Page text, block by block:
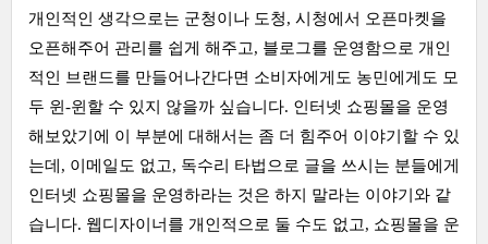
개인적인 생각으로는 군청이나 도청, 시청에서 오픈마켓을
오픈해주어 관리를 쉽게 해주고, 블로그를 운영함으로 개인
적인 브랜드를 만들어나간다면 소비자에게도 농민에게도 모
두 윈-윈할 수 있지 않을까 싶습니다. 인터넷 쇼핑몰을 운영
해보았기에 이 부분에 대해서는 좀 더 힘주어 이야기할 수 있
는데, 이메일도 없고, 독수리 타법으로 글을 쓰시는 분들에게
인터넷 쇼핑몰을 운영하라는 것은 하지 말라는 이야기와 같
습니다. 웹디자이너를 개인적으로 둘 수도 없고, 쇼핑몰을 운